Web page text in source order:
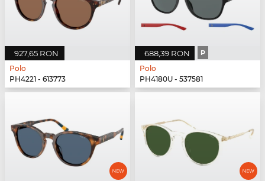
927,65 RON
Polo
PH4221 - 613773
688,39 RON P
Polo
PH4180U - 537581